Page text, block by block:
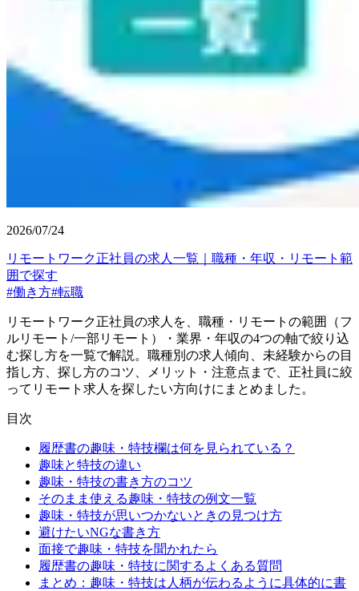
2026/07/24
リモートワーク正社員の求人一覧｜職種・年収・リモート範
囲で探す
#働き方#転職
リモートワーク正社員の求人を、職種・リモートの範囲（フ
ルリモート/一部リモート）・業界・年収の4つの軸で絞り込
む探し方を一覧で解説。職種別の求人傾向、未経験からの目
指し方、探し方のコツ、メリット・注意点まで、正社員に絞
ってリモート求人を探したい方向けにまとめました。
目次
履歴書の趣味・特技欄は何を見られている？
趣味と特技の違い
趣味・特技の書き方のコツ
そのまま使える趣味・特技の例文一覧
趣味・特技が思いつかないときの見つけ方
避けたいNGな書き方
面接で趣味・特技を聞かれたら
履歴書の趣味・特技に関するよくある質問
まとめ：趣味・特技は人柄が伝わるように具体的に書